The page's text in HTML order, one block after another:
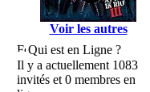
Voir les autres
Qui est en Ligne ?
Il y a actuellement 1083
invités et 0 membres en